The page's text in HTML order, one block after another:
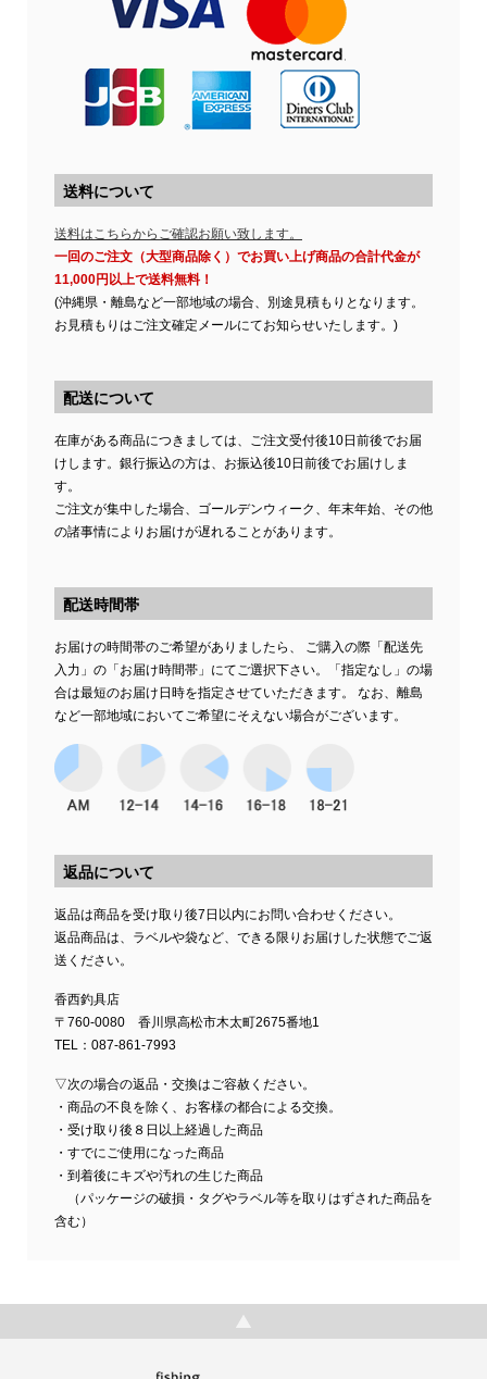
送料について
送料はこちらからご確認お願い致します。
一回のご注文（大型商品除く）でお買い上げ商品の合計代金が
11,000円以上で送料無料！
(沖縄県・離島など一部地域の場合、別途見積もりとなります。
お見積もりはご注文確定メールにてお知らせいたします。)
配送について
在庫がある商品につきましては、ご注文受付後10日前後でお届
けします。銀行振込の方は、お振込後10日前後でお届けしま
す。
ご注文が集中した場合、ゴールデンウィーク、年末年始、その他
の諸事情によりお届けが遅れることがあります。
配送時間帯
お届けの時間帯のご希望がありましたら、 ご購入の際「配送先
入力」の「お届け時間帯」にてご選択下さい。「指定なし」の場
合は最短のお届け日時を指定させていただきます。 なお、離島
など一部地域においてご希望にそえない場合がございます。
返品について
返品は商品を受け取り後7日以内にお問い合わせください。
返品商品は、ラベルや袋など、できる限りお届けした状態でご返
送ください。
香西釣具店
〒760-0080 香川県高松市木太町2675番地1
TEL：087-861-7993
▽次の場合の返品・交換はご容赦ください。
・商品の不良を除く、お客様の都合による交換。
・受け取り後８日以上経過した商品
・すでにご使用になった商品
・到着後にキズや汚れの生じた商品
（パッケージの破損・タグやラベル等を取りはずされた商品を
含む）